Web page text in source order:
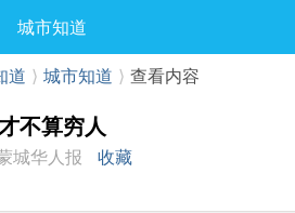
最新发表
城市知道
道 ⟩ 城市知道 ⟩ 查看内容
不算穷人
城华人报
收藏